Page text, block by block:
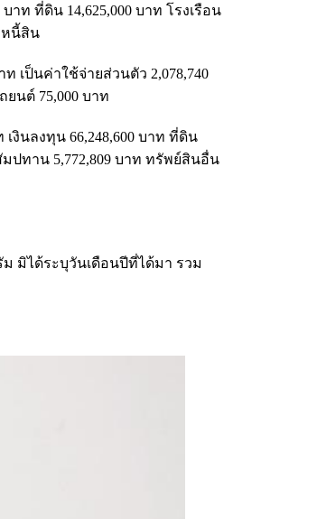
าท ที่ดิน 14,625,000 บาท โรงเรือน
หนี้สิน
เป็นค่าใช้จ่ายส่วนตัว 2,078,740
ยนต์ 75,000 บาท
เงินลงทุน 66,248,600 บาท ที่ดิน
มปทาน 5,772,809 บาท ทรัพย์สินอื่น
มิได้ระบุวันเดือนปีที่ได้มา รวม